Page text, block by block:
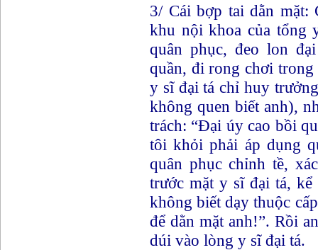
3/ Cái bợp tai dằn mặt:
khu nội khoa của tổng
quân phục, đeo lon
quần, đi rong chơi
y sĩ đại tá chỉ huy
không quen biết anh),
trách: “Đại úy cao bồi
tôi khỏi phải áp dụng
quân phục chỉnh tề,
trước mặt y sĩ đại tá,
không biết dạy thuộc
để dằn mặt anh!”. Rồi
dúi vào lòng y sĩ đại tá.